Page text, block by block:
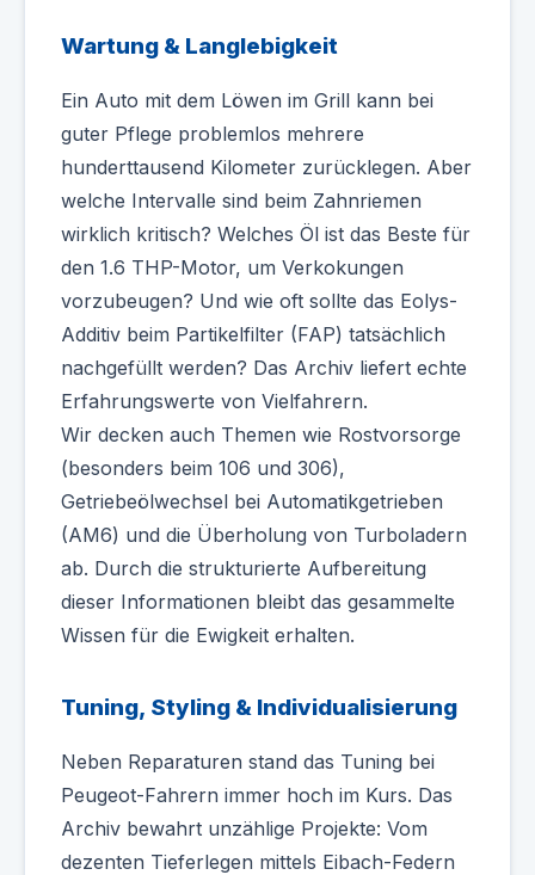
Wartung & Langlebigkeit
Ein Auto mit dem Löwen im Grill kann bei
guter Pflege problemlos mehrere
hunderttausend Kilometer zurücklegen. Aber
welche Intervalle sind beim Zahnriemen
wirklich kritisch? Welches Öl ist das Beste für
den 1.6 THP-Motor, um Verkokungen
vorzubeugen? Und wie oft sollte das Eolys-
Additiv beim Partikelfilter (FAP) tatsächlich
nachgefüllt werden? Das Archiv liefert echte
Erfahrungswerte von Vielfahrern.
Wir decken auch Themen wie Rostvorsorge
(besonders beim 106 und 306),
Getriebeölwechsel bei Automatikgetrieben
(AM6) und die Überholung von Turboladern
ab. Durch die strukturierte Aufbereitung
dieser Informationen bleibt das gesammelte
Wissen für die Ewigkeit erhalten.
Tuning, Styling & Individualisierung
Neben Reparaturen stand das Tuning bei
Peugeot-Fahrern immer hoch im Kurs. Das
Archiv bewahrt unzählige Projekte: Vom
dezenten Tieferlegen mittels Eibach-Federn